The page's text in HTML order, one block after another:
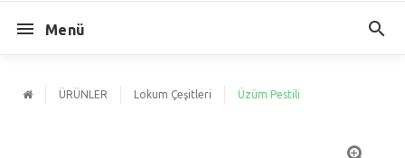
Menü
ÜRÜNLER Lokum Çeşitleri Üzüm Pestili